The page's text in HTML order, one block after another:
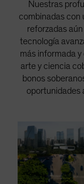
Nuestras
combinadas con
reforzadas
tecnología
más informada
arte y ciencia
bonos
oportunidades